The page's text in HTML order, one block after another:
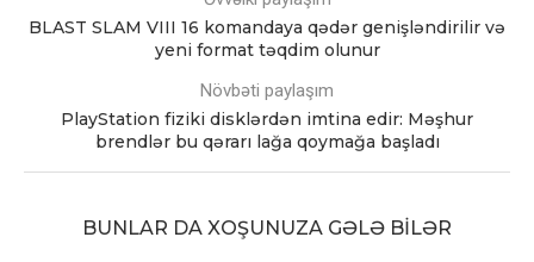
BLAST SLAM VIII 16 komandaya qədər genişləndirilir və
yeni format təqdim olunur
Növbəti paylaşım
PlayStation fiziki disklərdən imtina edir: Məşhur
brendlər bu qərarı lağa qoymağa başladı
BUNLAR DA XOŞUNUZA GƏLƏ BILƏR